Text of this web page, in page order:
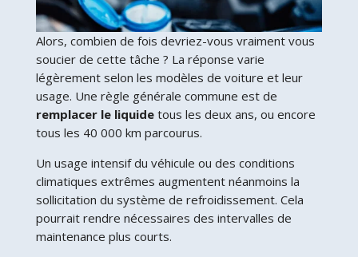
Alors, combien de fois devriez-vous vraiment vous
soucier de cette tâche ? La réponse varie
légèrement selon les modèles de voiture et leur
usage. Une règle générale commune est de
remplacer le liquidetous les deux ans, ou encore
tous les 40 000 km parcourus.
Un usage intensif du véhicule ou des conditions
climatiques extrêmes augmentent néanmoins la
sollicitation du système de refroidissement. Cela
pourrait rendre nécessaires des intervalles de
maintenance plus courts.